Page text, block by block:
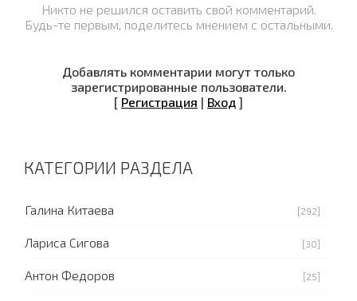
Никто не решился оставить свой комментарий.
Будь-те первым, поделитесь мнением с остальными.
Добавлять комментарии могут только
зарегистрированные пользователи.
[ Регистрация | Вход ]
КАТЕГОРИИ РАЗДЕЛА
Галина Китаева [292]
Лариса Сигова [30]
Антон Федоров [25]